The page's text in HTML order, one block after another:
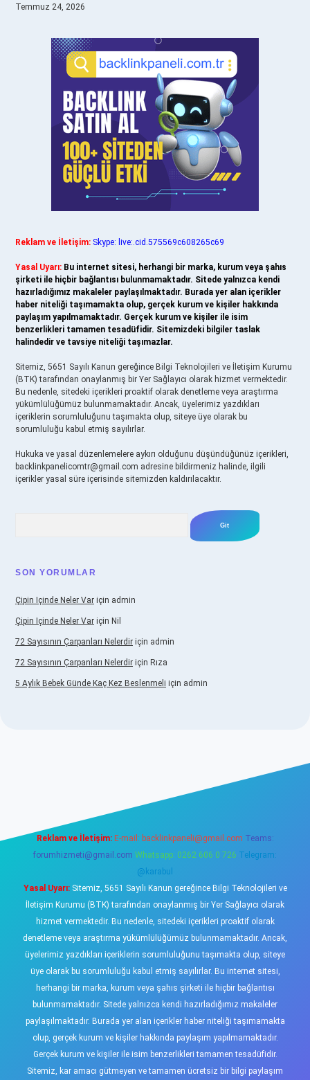
Temmuz 24, 2026
Reklam ve İletişim: Skype: live:.cid.575569c608265c69
Yasal Uyarı: Bu internet sitesi, herhangi bir marka, kurum veya şahıs
şirketi ile hiçbir bağlantısı bulunmamaktadır. Sitede yalnızca kendi
hazırladığımız makaleler paylaşılmaktadır. Burada yer alan içerikler
haber niteliği taşımamakta olup, gerçek kurum ve kişiler hakkında
paylaşım yapılmamaktadır. Gerçek kurum ve kişiler ile isim
benzerlikleri tamamen tesadüfidir. Sitemizdeki bilgiler taslak
halindedir ve tavsiye niteliği taşımazlar.
Sitemiz, 5651 Sayılı Kanun gereğince Bilgi Teknolojileri ve İletişim Kurumu
(BTK) tarafından onaylanmış bir Yer Sağlayıcı olarak hizmet vermektedir.
Bu nedenle, sitedeki içerikleri proaktif olarak denetleme veya araştırma
yükümlülüğümüz bulunmamaktadır. Ancak, üyelerimiz yazdıkları
içeriklerin sorumluluğunu taşımakta olup, siteye üye olarak bu
sorumluluğu kabul etmiş sayılırlar.
Hukuka ve yasal düzenlemelere aykırı olduğunu düşündüğünüz içerikleri,
backlinkpanelicomtr@gmail.com adresine bildirmeniz halinde, ilgili
içerikler yasal süre içerisinde sitemizden kaldırılacaktır.
SON YORUMLAR
Çipin Içinde Neler Var için admin
Çipin Içinde Neler Var için Nil
72 Sayısının Çarpanları Nelerdir için admin
72 Sayısının Çarpanları Nelerdir için Rıza
5 Aylık Bebek Günde Kaç Kez Beslenmeli için admin
Reklam ve İletişim: E-mail: backlinkpaneli@gmail.com Teams:
forumhizmeti@gmail.com Whatsapp: 0262 606 0 726 Telegram:
@karabul
Yasal Uyarı:Sitemiz, 5651 Sayılı Kanun gereğince Bilgi Teknolojileri ve
İletişim Kurumu (BTK) tarafından onaylanmış bir Yer Sağlayıcı olarak
hizmet vermektedir. Bu nedenle, sitedeki içerikleri proaktif olarak
denetleme veya araştırma yükümlülüğümüz bulunmamaktadır. Ancak,
üyelerimiz yazdıkları içeriklerin sorumluluğunu taşımakta olup, siteye
üye olarak bu sorumluluğu kabul etmiş sayılırlar. Bu internet sitesi,
herhangi bir marka, kurum veya şahıs şirketi ile hiçbir bağlantısı
bulunmamaktadır. Sitede yalnızca kendi hazırladığımız makaleler
paylaşılmaktadır. Burada yer alan içerikler haber niteliği taşımamakta
olup, gerçek kurum ve kişiler hakkında paylaşım yapılmamaktadır.
Gerçek kurum ve kişiler ile isim benzerlikleri tamamen tesadüfidir.
Sitemiz, kar amacı gütmeyen ve tamamen ücretsiz bir bilgi paylaşım